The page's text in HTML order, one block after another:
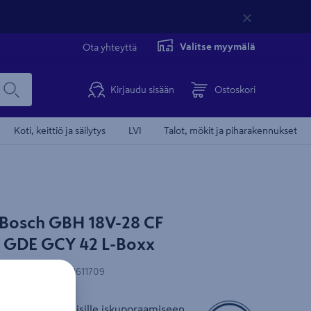
Ota yhteyttä Valitse myymälä
Kirjaudu sisään Ostoskori
Koti, keittiö ja säilytys LVI Talot, mökit ja piharakennukset
GBH 18V-28 CF
GCY 42 L-Boxx
4059952611709